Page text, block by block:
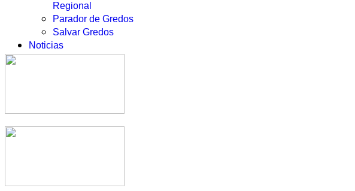
Regional
Parador de Gredos
Salvar Gredos
Noticias